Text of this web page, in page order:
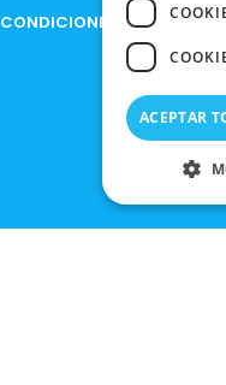
CONDICIONES DE COMPRA
ACEPTAR